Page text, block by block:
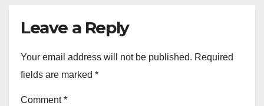
Leave a Reply
Your email address will not be published. Required
fields are marked *
Comment*